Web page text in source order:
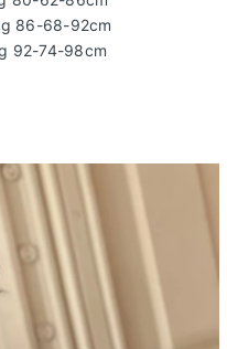
68-92cm
74-98cm